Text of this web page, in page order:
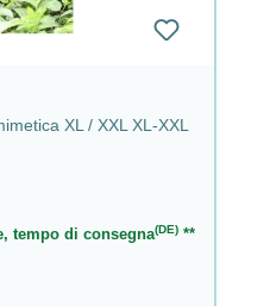
XL / XXL XL-XXL
tempo di consegna(DE) **